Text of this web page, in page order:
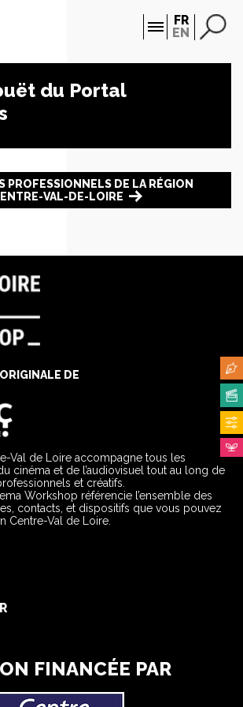
FR
EN
du Portal
PROFESSIONNELS DE LA RÉGION
VAL-DE-LOIRE
Val de Loire accompagne tous les
cinéma et de l’audiovisuel tout au long de
et créatifs.
Workshop référencie l’ensemble des
contacts, et dispositifs que vous pouvez
Centre-Val de Loire.
DE
FINANCÉE PAR
des cookies